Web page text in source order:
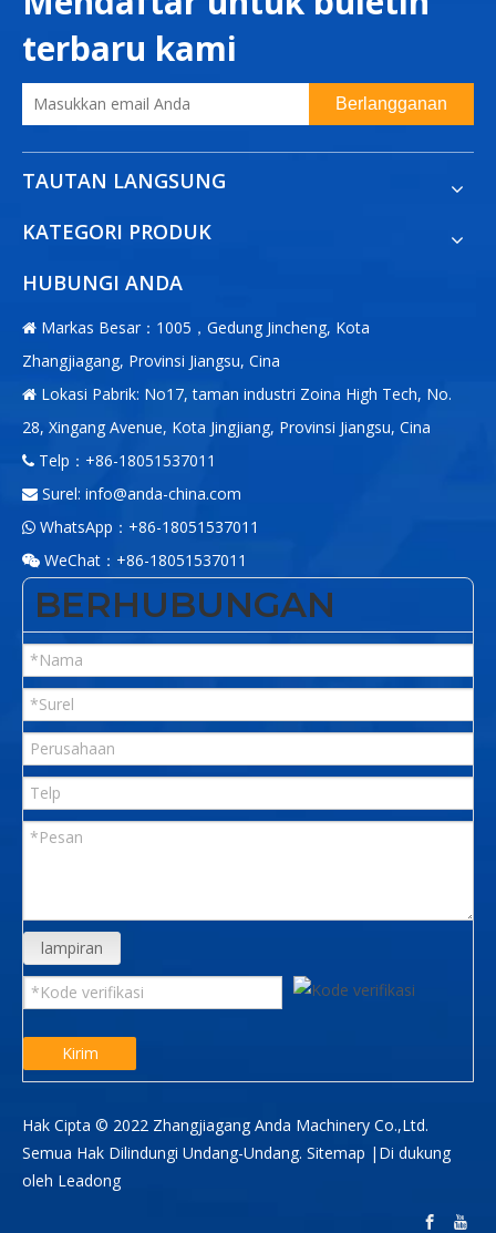
terbaru kami
Berlangganan
TAUTAN LANGSUNG
KATEGORI PRODUK
HUBUNGI ANDA
 Markas Besar：1005，Gedung Jincheng, Kota
Zhangjiagang, Provinsi Jiangsu, Cina
 Lokasi Pabrik: No17, taman industri Zoina High Tech, No.
28, Xingang Avenue, Kota Jingjiang, Provinsi Jiangsu, Cina
 Telp：+86-18051537011
 Surel: info@anda-china.com
 WhatsApp：+86-18051537011
 WeChat：+86-18051537011
BERHUBUNGAN
lampiran
Kirim
Hak Cipta © 2022 Zhangjiagang Anda Machinery Co.,Ltd.
Semua Hak Dilindungi Undang-Undang. Sitemap |Di dukung
oleh Leadong